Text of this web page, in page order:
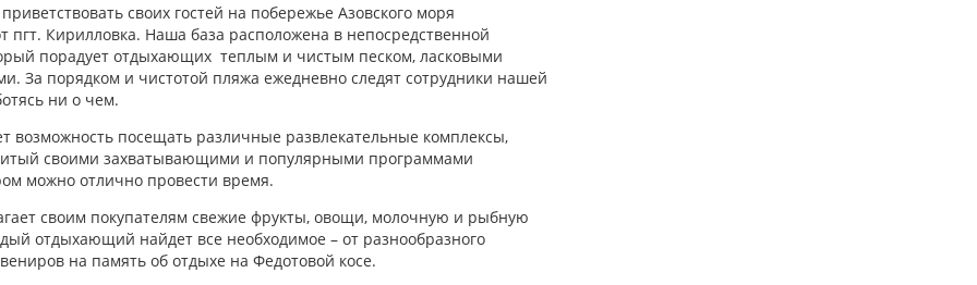
своих гостей на побережье Азовского моря
пгт. Кирилловка. Наша база расположена в непосредственной
порадует отдыхающих теплым и чистым песком, ласковыми
За порядком и чистотой пляжа ежедневно следят сотрудники нашей
ни о чем.
возможность посещать различные развлекательные комплексы,
своими захватывающими и популярными программами
можно отлично провести время.
своим покупателям свежие фрукты, овощи, молочную и рыбную
отдыхающий найдет все необходимое – от разнообразного
на память об отдыхе на Федотовой косе.